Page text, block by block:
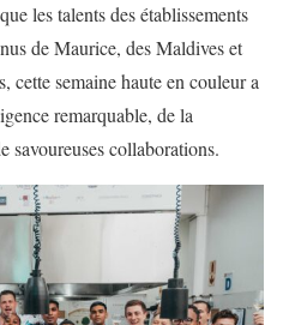
les talents des établissements
de Maurice, des Maldives et
cette semaine haute en couleur a
remarquable, de la
savoureuses collaborations.